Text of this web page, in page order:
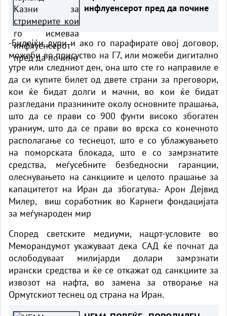
инфлуенсерот пред да почине
-Бидејќи дури и ако го парафирате овој договор,
можеби во присуство на Г7, или можеби дигитално
утре или следниот ден, она што сте го направиле е
да си купите билет од двете страни за преговори,
кои ќе бидат долги и мачни, во кои ќе бидат
разгледани празнините околу основните прашања,
што да се прави со 900 фунти високо збогатен
ураниум, што да се прави во врска со конечното
располагање со теснецот, што е со ублажувањето
на поморската блокада, што е со замрзнатите
средства, меѓусебните безбедносни гаранции,
олеснувањето на санкциите и целото прашање за
капацитетот на Иран да збогатува.- Арон Дејвид
Милер, виш соработник во Карнеги фондацијата
за меѓународен мир
Според светските медиуми, нацрт-условите во
Меморандумот укажуваат дека САД ќе почнат да
ослободуваат милијарди долари замрзнати
ирански средства и ќе се откажат од санкциите за
извозот на нафта, во замена за отворање на
Ормутскиот теснец од страна на Иран.